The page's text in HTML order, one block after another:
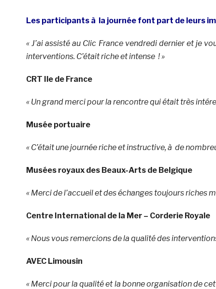
Les participants à la journée font part de leurs
« J’ai assisté au Clic France vendredi dernier et je
interventions. C’était riche et intense ! »
CRT Ile de France
« Un grand merci pour la rencontre qui était très
Musée portuaire
« C’était une journée riche et instructive, à de
Musées royaux des Beaux-Arts de Belgique
« Merci de l’accueil et des échanges toujours riches
Centre International de la Mer – Corderie Royale
« Nous vous remercions de la qualité des
AVEC Limousin
« Merci pour la qualité et la bonne organisation de